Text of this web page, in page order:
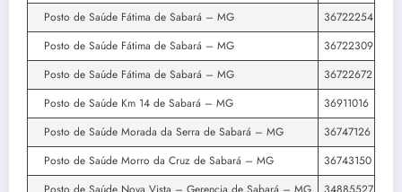
Posto de Saúde Fátima de Sabará – MG
36722254
Posto de Saúde Fátima de Sabará – MG
36722309
Posto de Saúde Fátima de Sabará – MG
36722672
Posto de Saúde Km 14 de Sabará – MG
36911016
Posto de Saúde Morada da Serra de Sabará – MG
36747126
Posto de Saúde Morro da Cruz de Sabará – MG
36743150